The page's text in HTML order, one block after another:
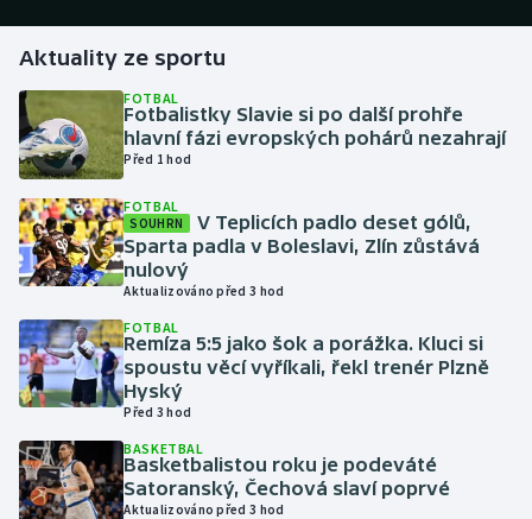
Gymnastika
Házená
Jezdectví
Judo
Krasobruslení
Lezení
Lyže a snowboard
Moderní pětiboj
Aktuality ze sportu
FOTBAL
Fotbalistky Slavie si po další prohře
hlavní fázi evropských pohárů nezahrají
Před 1 hod
FOTBAL
SOUHRN
V Teplicích padlo deset gólů,
Sparta padla v Boleslavi, Zlín zůstává
nulový
Aktualizováno před 3 hod
FOTBAL
Remíza 5:5 jako šok a porážka. Kluci si
spoustu věcí vyříkali, řekl trenér Plzně
Hyský
Před 3 hod
BASKETBAL
Basketbalistou roku je podeváté
Satoranský, Čechová slaví poprvé
Aktualizováno před 3 hod